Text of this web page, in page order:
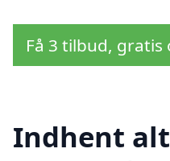
Få 3 tilbud,
Indhent